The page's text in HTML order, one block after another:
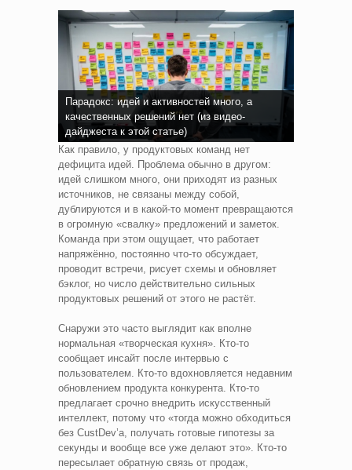
Парадокс: идей и активностей много, а
качественных решений нет (из видео-
дайджеста к этой статье)
Как правило, у продуктовых команд нет
дефицита идей. Проблема обычно в другом:
идей слишком много, они приходят из разных
источников, не связаны между собой,
дублируются и в какой-то момент превращаются
в огромную «свалку» предложений и заметок.
Команда при этом ощущает, что работает
напряжённо, постоянно что-то обсуждает,
проводит встречи, рисует схемы и обновляет
бэклог, но число действительно сильных
продуктовых решений от этого не растёт.
Снаружи это часто выглядит как вполне
нормальная «творческая кухня». Кто-то
сообщает инсайт после интервью с
пользователем. Кто-то вдохновляется недавним
обновлением продукта конкурента. Кто-то
предлагает срочно внедрить искусственный
интеллект, потому что «тогда можно обходиться
без CustDev’а, получать готовые гипотезы за
секунды и вообще все уже делают это». Кто-то
пересылает обратную связь от продаж,